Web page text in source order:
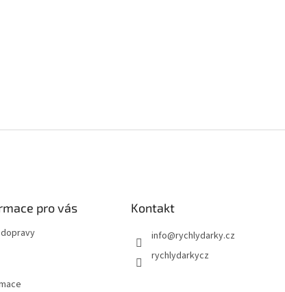
pro vás Kontakt
info@rychlydarky.cz
rychlydarkycz